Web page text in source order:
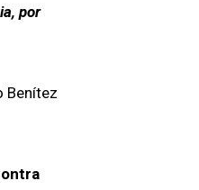
por
Benítez